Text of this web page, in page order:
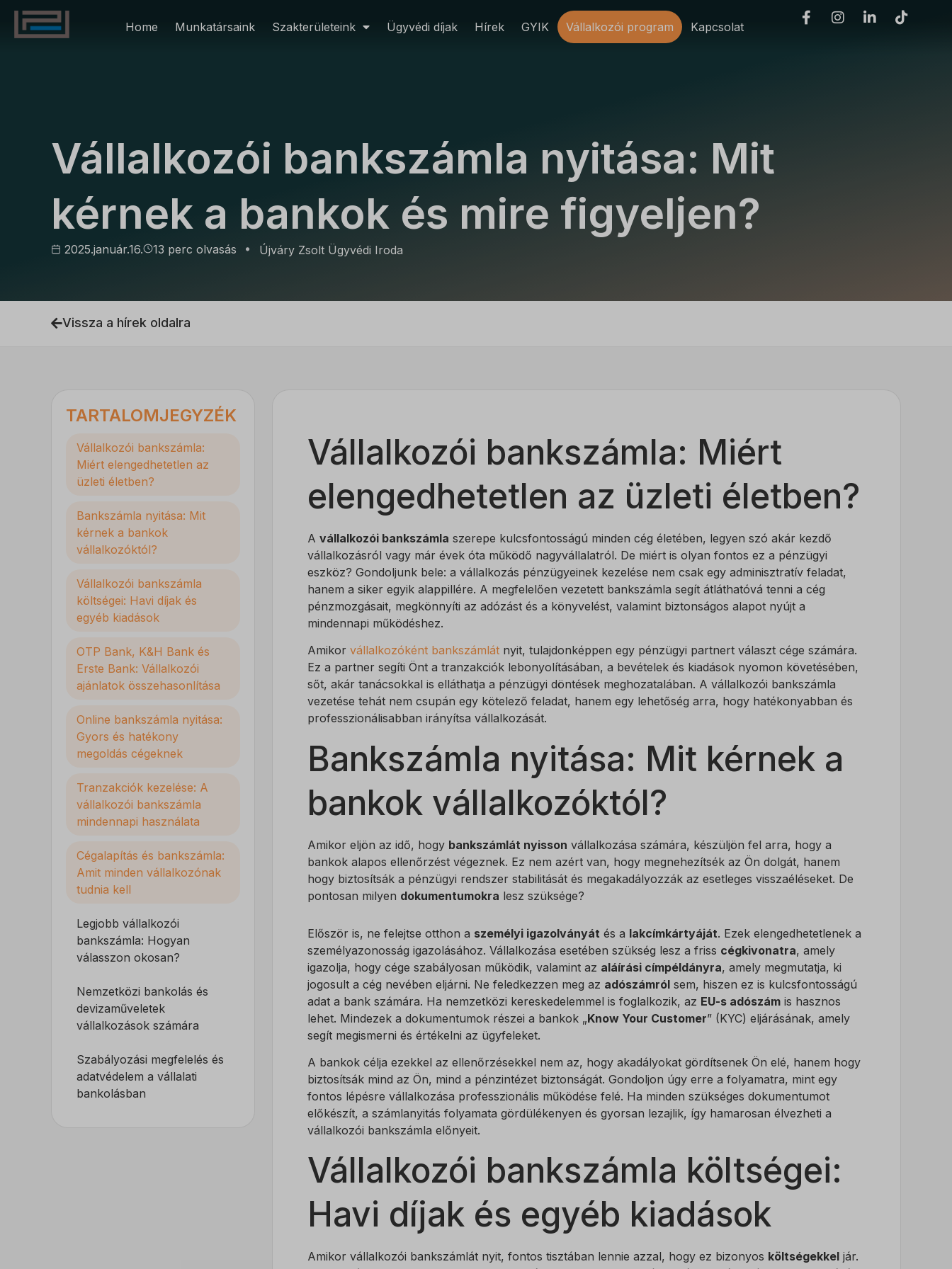
Home Munkatársaink Szakterületeink Ügyvédi díjak Hírek GYIK Vállalkozói program Kapcsolat
Vállalkozói bankszámla nyitása: Mit
kérnek a bankok és mire figyeljen?
2025.január.16. 13 perc olvasás Újváry Zsolt Ügyvédi Iroda
Vissza a hírek oldalra
TARTALOMJEGYZÉK
Vállalkozói bankszámla:
Miért elengedhetetlen az
üzleti életben?
Bankszámla nyitása: Mit
kérnek a bankok
vállalkozóktól?
Vállalkozói bankszámla
költségei: Havi díjak és
egyéb kiadások
OTP Bank, K&H Bank és
Erste Bank: Vállalkozói
ajánlatok összehasonlítása
Online bankszámla nyitása:
Gyors és hatékony
megoldás cégeknek
Tranzakciók kezelése: A
vállalkozói bankszámla
mindennapi használata
Cégalapítás és bankszámla:
Amit minden vállalkozónak
tudnia kell
Legjobb vállalkozói
bankszámla: Hogyan
válasszon okosan?
Nemzetközi bankolás és
devizaműveletek
vállalkozások számára
Szabályozási megfelelés és
adatvédelem a vállalati
bankolásban
Vállalkozói bankszámla: Miért
elengedhetetlen az üzleti életben?
A vállalkozói bankszámla szerepe kulcsfontosságú minden cég életében, legyen szó akár kezdő
vállalkozásról vagy már évek óta működő nagyvállalatról. De miért is olyan fontos ez a pénzügyi
eszköz? Gondoljunk bele: a vállalkozás pénzügyeinek kezelése nem csak egy adminisztratív feladat,
hanem a siker egyik alappillére. A megfelelően vezetett bankszámla segít átláthatóvá tenni a cég
pénzmozgásait, megkönnyíti az adózást és a könyvelést, valamint biztonságos alapot nyújt a
mindennapi működéshez.
Amikor vállalkozóként bankszámlát nyit, tulajdonképpen egy pénzügyi partnert választ cége számára.
Ez a partner segíti Önt a tranzakciók lebonyolításában, a bevételek és kiadások nyomon követésében,
sőt, akár tanácsokkal is elláthatja a pénzügyi döntések meghozatalában. A vállalkozói bankszámla
vezetése tehát nem csupán egy kötelező feladat, hanem egy lehetőség arra, hogy hatékonyabban és
professzionálisabban irányítsa vállalkozását.
Bankszámla nyitása: Mit kérnek a
bankok vállalkozóktól?
Amikor eljön az idő, hogy bankszámlát nyisson vállalkozása számára, készüljön fel arra, hogy a
bankok alapos ellenőrzést végeznek. Ez nem azért van, hogy megnehezítsék az Ön dolgát, hanem
hogy biztosítsák a pénzügyi rendszer stabilitását és megakadályozzák az esetleges visszaéléseket. De
pontosan milyen dokumentumokra lesz szüksége?
Először is, ne felejtse otthon a személyi igazolványát és a lakcímkártyáját. Ezek elengedhetetlenek a
személyazonosság igazolásához. Vállalkozása esetében szükség lesz a friss cégkivonatra, amely
igazolja, hogy cége szabályosan működik, valamint az aláírási címpéldányra, amely megmutatja, ki
jogosult a cég nevében eljárni. Ne feledkezzen meg az adószámról sem, hiszen ez is kulcsfontosságú
adat a bank számára. Ha nemzetközi kereskedelemmel is foglalkozik, az EU-s adószám is hasznos
lehet. Mindezek a dokumentumok részei a bankok „Know Your Customer” (KYC) eljárásának, amely
segít megismerni és értékelni az ügyfeleket.
A bankok célja ezekkel az ellenőrzésekkel nem az, hogy akadályokat gördítsenek Ön elé, hanem hogy
biztosítsák mind az Ön, mind a pénzintézet biztonságát. Gondoljon úgy erre a folyamatra, mint egy
fontos lépésre vállalkozása professzionális működése felé. Ha minden szükséges dokumentumot
előkészít, a számlanyitás folyamata gördülékenyen és gyorsan lezajlik, így hamarosan élvezheti a
vállalkozói bankszámla előnyeit.
Vállalkozói bankszámla költségei:
Havi díjak és egyéb kiadások
Amikor vállalkozói bankszámlát nyit, fontos tisztában lennie azzal, hogy ez bizonyos költségekkel jár.